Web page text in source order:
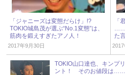
「ジャニーズは変態だらけ」!?
TOKIO城島茂が選ぶ“No.1変態”は、
筋肉を鍛えすぎたアノ人！
2017年9月30日
「
……
た
る
2017
TOKIO山口達也、キンプ
ント！ そのお値段は……